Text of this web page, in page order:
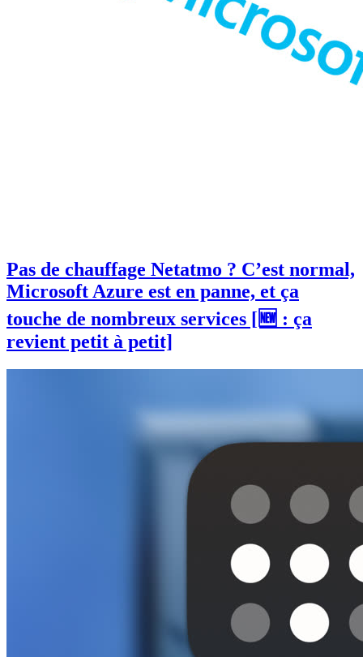
Pas de chauffage Netatmo ? C’est normal,
Microsoft Azure est en panne, et ça
touche de nombreux services [🆕 : ça
revient petit à petit]